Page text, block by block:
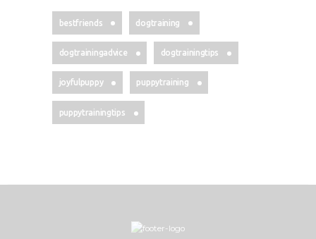
bestfriends dogtraining
dogtrainingadvice dogtrainingtips
joyfulpuppy puppytraining
puppytrainingtips